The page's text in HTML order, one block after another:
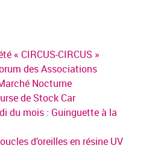
« CIRCUS-CIRCUS »
des Associations
Nocturne
de Stock Car
du mois : Guinguette à la
d’oreilles en résine UV